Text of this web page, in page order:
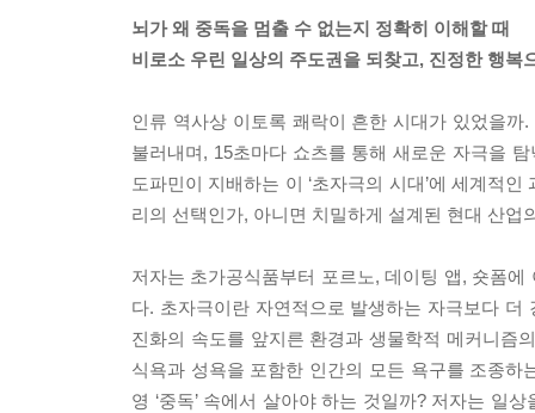
뇌가 왜 중독을 멈출 수 없는지 정확히 이해할 때
비로소 우린 일상의 주도권을 되찾고, 진정한 행복
인류 역사상 이토록 쾌락이 흔한 시대가 있었을
불러내며, 15초마다 쇼츠를 통해 새로운 자극을
도파민이 지배하는 이 ‘초자극의 시대’에 세계적
리의 선택인가, 아니면 치밀하게 설계된 현대 산업
저자는 초가공식품부터 포르노, 데이팅 앱, 숏폼
다. 초자극이란 자연적으로 발생하는 자극보다 더
진화의 속도를 앞지른 환경과 생물학적 메커니즘
식욕과 성욕을 포함한 인간의 모든 욕구를 조종하
영 ‘중독’ 속에서 살아야 하는 것일까? 저자는 일